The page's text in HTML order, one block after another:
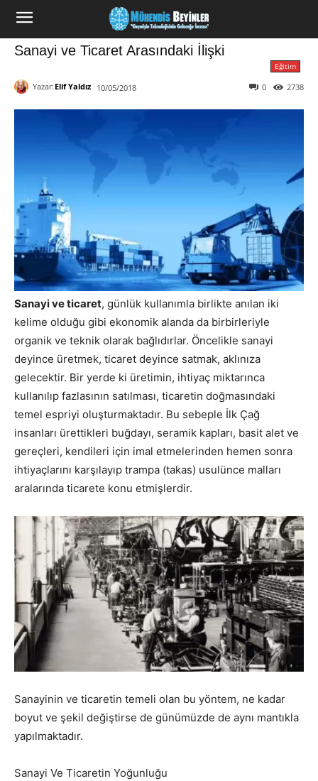
Sanayi ve Ticaret Arasındaki İlişki
Eğitim
Yazar: Elif Yaldız 10/05/2018 2738
0
Sanayi ve ticaret, günlük kullanımla birlikte anılan iki
kelime olduğu gibi ekonomik alanda da birbirleriyle
organik ve teknik olarak bağlıdırlar. Öncelikle sanayi
deyince üretmek, ticaret deyince satmak, aklınıza
gelecektir. Bir yerde ki üretimin, ihtiyaç miktarınca
kullanılıp fazlasının satılması, ticaretin doğmasındaki
temel espriyi oluşturmaktadır. Bu sebeple İlk Çağ
insanları ürettikleri buğdayı, seramik kapları, basit alet ve
gereçleri, kendileri için imal etmelerinden hemen sonra
ihtiyaçlarını karşılayıp trampa (takas) usulünce malları
aralarında ticarete konu etmişlerdir.
Sanayinin ve ticaretin temeli olan bu yöntem, ne kadar
boyut ve şekil değiştirse de günümüzde de aynı mantıkla
yapılmaktadır.
Sanayi Ve Ticaretin Yoğunluğu